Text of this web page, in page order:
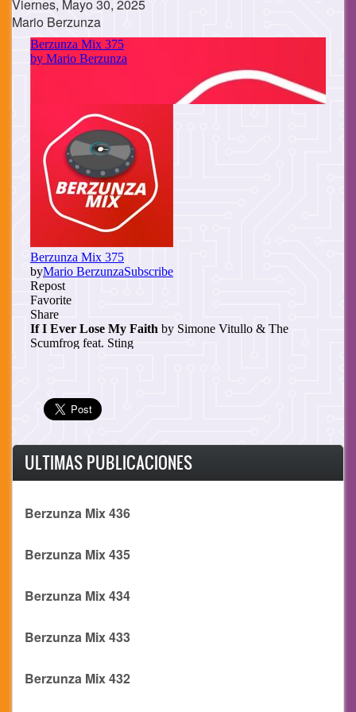
Viernes, Mayo 30, 2025
Mario Berzunza
Cuerpo
ULTIMAS PUBLICACIONES
Berzunza Mix 436
Berzunza Mix 435
Berzunza Mix 434
Berzunza Mix 433
Berzunza Mix 432